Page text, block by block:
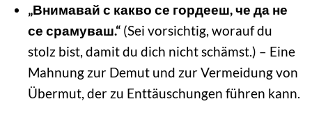
„Внимавай с какво се гордееш, че да не
се срамуваш.“(Sei vorsichtig, worauf du
stolz bist, damit du dich nicht schämst.) – Eine
Mahnung zur Demut und zur Vermeidung von
Übermut, der zu Enttäuschungen führen kann.